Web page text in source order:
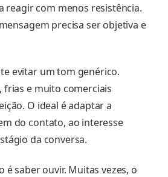
reagir com menos resistência.
precisa ser objetiva e
evitar um tom genérico.
frias e muito comerciais
O ideal é adaptar a
do contato, ao interesse
da conversa.
saber ouvir. Muitas vezes, o